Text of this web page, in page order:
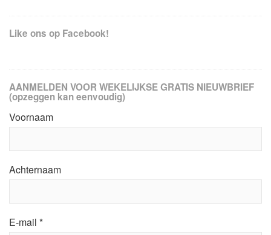
Like ons op Facebook!
AANMELDEN VOOR WEKELIJKSE GRATIS NIEUWBRIEF
(opzeggen kan eenvoudig)
Voornaam
Achternaam
E-mail *